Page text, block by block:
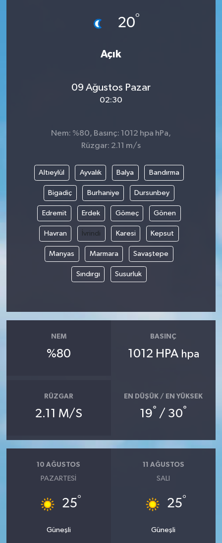
20°
Açık
09 Ağustos Pazar
02:30
Nem: %80, Basınç: 1012 hpa hPa,
Rüzgar: 2.11 m/s
Altıeylül Ayvalık Balya Bandırma
Bigadiç Burhaniye Dursunbey
Edremit Erdek Gömeç Gönen
Havran İvrindi Karesi Kepsut
Manyas Marmara Savaştepe
Sındırgı Susurluk
NEM
%80
BASINÇ
1012 HPA hpa
RÜZGAR
2.11 M/S
EN DÜŞÜK / EN YÜKSEK
19° / 30°
10 AĞUSTOS
PAZARTESI
25°
Güneşli
11 AĞUSTOS
SALI
25°
Güneşli